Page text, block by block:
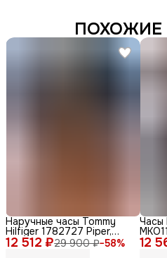
ПОХОЖИЕ
12 512 ₽29 900 ₽−58%
Наручные часы Tommy
Hilfiger 1782727 Piper,
женские, кварцевые,
нержавеющая сталь,
12
Часы
Print